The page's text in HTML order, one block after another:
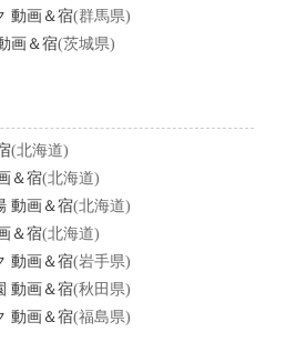
動画＆宿(群馬県)
画＆宿(茨城県)
(北海道)
＆宿(北海道)
動画＆宿(北海道)
＆宿(北海道)
動画＆宿(岩手県)
動画＆宿(秋田県)
動画＆宿(福島県)